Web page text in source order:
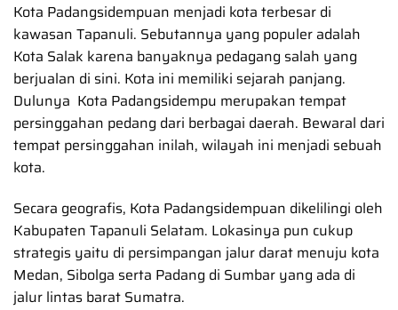
Kota Padangsidempuan menjadi kota terbesar di
kawasan Tapanuli. Sebutannya yang populer adalah
Kota Salak karena banyaknya pedagang salah yang
berjualan di sini. Kota ini memiliki sejarah panjang.
Dulunya Kota Padangsidempu merupakan tempat
persinggahan pedang dari berbagai daerah. Bewaral dari
tempat persinggahan inilah, wilayah ini menjadi sebuah
kota.
Secara geografis, Kota Padangsidempuan dikelilingi oleh
Kabupaten Tapanuli Selatam. Lokasinya pun cukup
strategis yaitu di persimpangan jalur darat menuju kota
Medan, Sibolga serta Padang di Sumbar yang ada di
jalur lintas barat Sumatra.